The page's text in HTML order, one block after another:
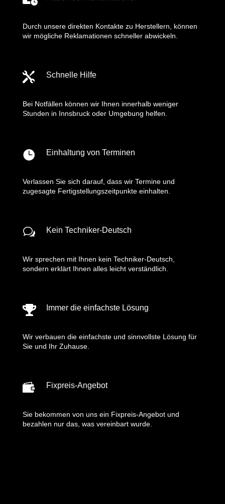
Durch unsere direkten Kontakte zu Herstellern, können
wir mögliche Reklamationen schneller abwickeln.
 Schnelle Hilfe
Bei Notfällen können wir Ihnen innerhalb weniger
Stunden in Innsbruck oder Umgebung helfen.
 Einhaltung von Terminen
Verlassen Sie sich darauf, dass wir Termine und
zugesagte Fertigstellungszeitpunkte einhalten.
w Kein Techniker-Deutsch
Wir sprechen mit Ihnen kein Techniker-Deutsch,
sondern erklärt Ihnen alles leicht verständlich.
 Immer die einfachste Lösung
Wir verbauen die einfachste und sinnvollste Lösung für
Sie und Ihr Zuhause.
 Fixpreis-Angebot
Sie bekommen von uns ein Fixpreis-Angebot und
bezahlen nur das, was vereinbart wurde.